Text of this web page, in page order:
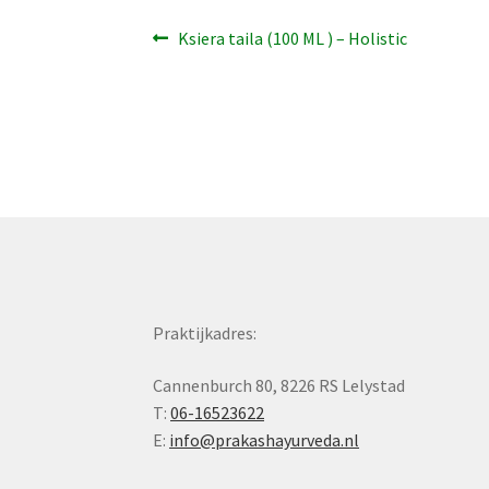
Bericht
Vorig
Ksiera taila (100 ML ) – Holistic
Praktijkadres:
Cannenburch 80, 8226 RS Lelystad
T:06-16523622
E: info@prakashayurveda.nl